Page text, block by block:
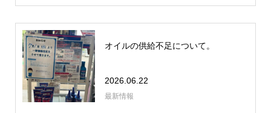
オイルの供給不足について。
2026.06.22
最新情報